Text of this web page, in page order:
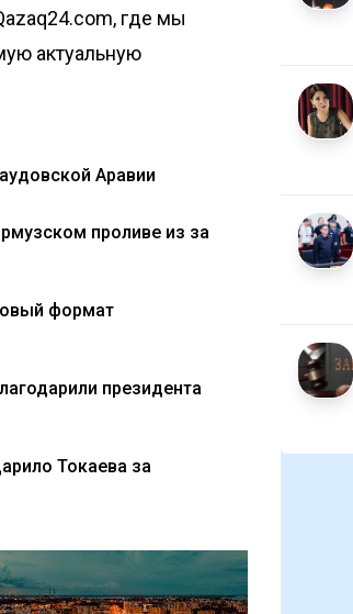
где мы
актуальную
Аравии
проливе из за
формат
президента
Токаева за